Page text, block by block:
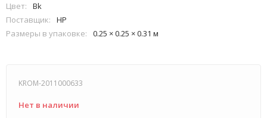
Цвет:
Bk
Поставщик:
HP
Размеры в упаковке:
0.25 × 0.25 × 0.31 м
KROM-2011000633
Нет в наличии